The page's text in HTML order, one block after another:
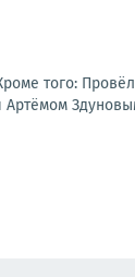
того:
Артёмом